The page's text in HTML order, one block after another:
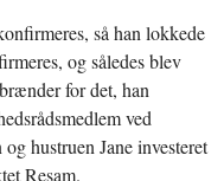
så han lokkede
og således blev
for det, han
ved
hustruen Jane investeret
Resam.